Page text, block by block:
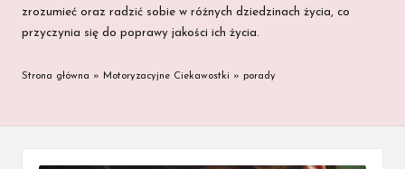
zrozumieć oraz radzić sobie w różnych dziedzinach życia, co
przyczynia się do poprawy jakości ich życia.
Strona główna » Motoryzacyjne Ciekawostki » porady